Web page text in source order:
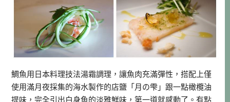
鯛魚用日本料理技法湯霜調理，讓魚肉充滿彈性，搭配上僅
使用滿月夜採集的海水製作的店鹽「月の雫」跟一點橄欖油
提味，完全引出白身魚的淡雅鮮味，第一道就感動了。有點